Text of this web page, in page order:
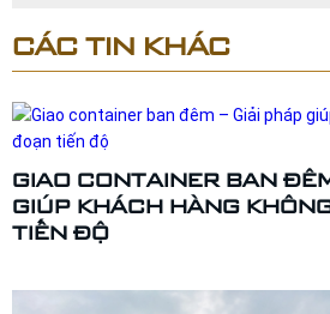
CÁC TIN KHÁC
GIAO CONTAINER BAN
GIÚP KHÁCH HÀNG
TIẾN ĐỘ